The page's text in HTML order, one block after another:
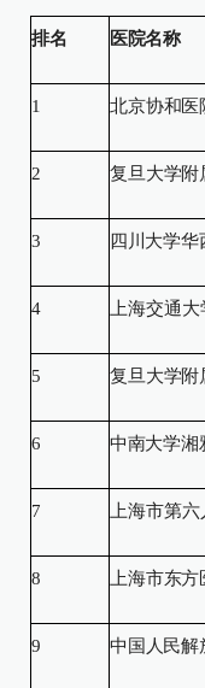
排名 医院名称
1 北京协和医
2 复旦大学附
3 四川大学华
4 上海交通
5 复旦大学附
6 中南大学湘
7 上海市第
8 上海市东方
9 中国人民解